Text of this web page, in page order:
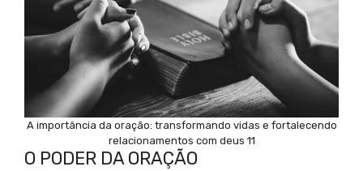
A importância da oração: transformando vidas e fortalecendo
relacionamentos com deus 11
O PODER DA ORAÇÃO